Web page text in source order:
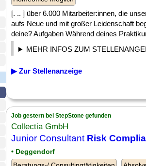
[. .. ] über 6.000 Mitarbeiter:innen, die
aufs Neue und mit großer Leidenschaft
deine? Aufgaben Während deines
MEHR INFOS ZUM
▶ Zur Stellenanzeige
Job gestern bei StepStone gefunden
Collectia GmbH
Junior Consultant Risk
• Deggendorf